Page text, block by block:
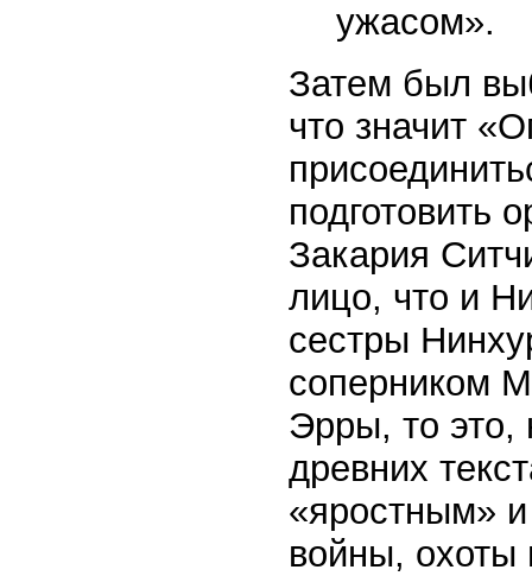
ужасом».
Затем был
что значит
подготовить
Закария
лицо, что и
сестры
соперником
Эрры, то это,
древних
«яростным»
войны, охоты